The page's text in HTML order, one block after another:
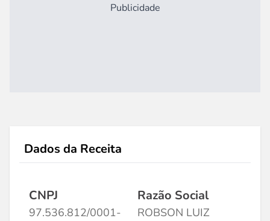
Publicidade
Dados da Receita
CNPJ
97.536.812/0001-
Razão Social
ROBSON LUIZ